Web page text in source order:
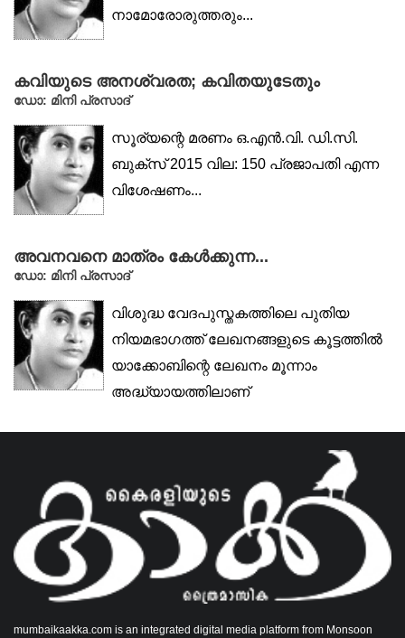
നാമോരോരുത്തരും...
കവിയുടെ അനശ്വരത; കവിതയുടേതും
ഡോ: മിനി പ്രസാദ്‌
സൂര്യന്റെ മരണം ഒ.എൻ.വി. ഡി.സി.
ബുക്‌സ് 2015 വില: 150 പ്രജാപതി എന്ന
വിശേഷണം...
അവനവനെ മാത്രം കേൾക്കുന്ന...
ഡോ: മിനി പ്രസാദ്‌
വിശുദ്ധ വേദപുസ്തകത്തിലെ പുതിയ
നിയമഭാഗത്ത് ലേഖനങ്ങളുടെ കൂട്ടത്തിൽ
യാക്കോബിന്റെ ലേഖനം മൂന്നാം
അദ്ധ്യായത്തിലാണ്
mumbaikaakka.com is an integrated digital media platform from Monsoon